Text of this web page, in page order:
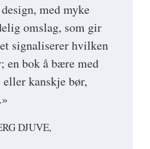
med myke
omslag, som gir
signaliserer hvilken
en bok å bære med
eller kanskje bør,
DJUVE,